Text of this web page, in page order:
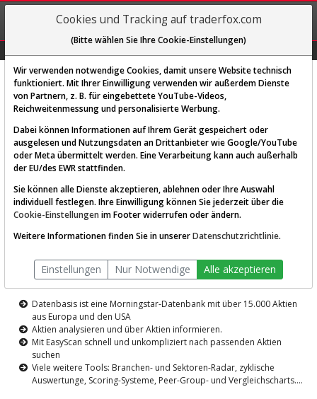
REGIS-
TRIEREN
Diese Funktion ist nur für
AKTIEN-TERMINAL
Die Aktienanalyse-Plattform von
TraderFox
Datenbasis ist eine Morningstar-Datenbank mit über 15.000 Aktien
aus Europa und den USA
Aktien analysieren und über Aktien informieren.
Mit EasyScan schnell und unkompliziert nach passenden Aktien
suchen
Viele weitere Tools: Branchen- und Sektoren-Radar, zyklische
Auswertunge, Scoring-Systeme, Peer-Group- und Vergleichscharts....
Cookies und Tracking auf traderfox.com
(Bitte wählen Sie Ihre Cookie-Einstellungen)
Wir verwenden notwendige Cookies, damit unsere Website technisch
funktioniert. Mit Ihrer Einwilligung verwenden wir außerdem Dienste
von Partnern, z. B. für eingebettete YouTube-Videos,
Reichweitenmessung und personalisierte Werbung.
Dabei können Informationen auf Ihrem Gerät gespeichert oder
ausgelesen und Nutzungsdaten an Drittanbieter wie Google/YouTube
oder Meta übermittelt werden. Eine Verarbeitung kann auch außerhalb
der EU/des EWR stattfinden.
Sie können alle Dienste akzeptieren, ablehnen oder Ihre Auswahl
individuell festlegen. Ihre Einwilligung können Sie jederzeit über die
Cookie-Einstellungen im Footer widerrufen oder ändern.
Weitere Informationen finden Sie in unsererDatenschutzrichtlinie.
Einstellungen Nur Notwendige Alle akzeptieren